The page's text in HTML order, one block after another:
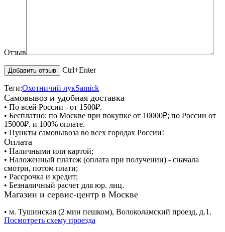
Отзыв
Ctrl+Enter
Теги:Охотничий лукSamick
Самовывоз и удобная доставка
• По всей России - от 1500₽.
• Бесплатно: по Москве при покупке от 10000₽; по России от
15000₽. и 100% оплате.
• Пункты самовывоза во всех городах России!
Оплата
• Наличными или картой;
• Наложенный платеж (оплата при получении) - сначала
смотри, потом плати;
• Рассрочка и кредит;
• Безналичный расчет для юр. лиц.
Магазин и сервис-центр в Москве
• м. Тушинская (2 мин пешком), Волоколамский проезд, д.1.
Посмотреть схему проезда